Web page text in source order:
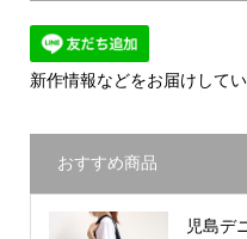
新作情報などをお届けしてい
おすすめ商品
児島デ